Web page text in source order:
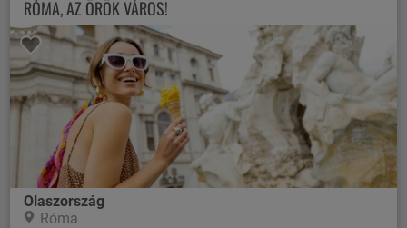
RÓMA, AZ ÖRÖK VÁROS!
Olaszország
Róma